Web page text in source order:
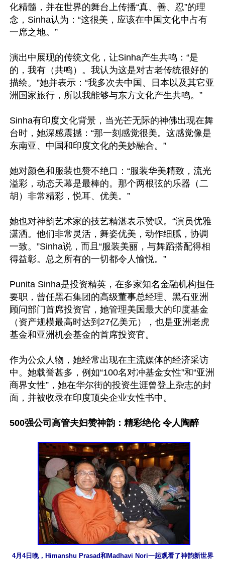
化精髓，并在世界的舞台上传播“真、善、忍”的理
念，Sinha认为：“这很美，应该在中国文化中占有
一席之地。”
演出中展现的传统文化，让Sinha产生共鸣：“是
的，我有（共鸣）。我认为这是对古老传统很好的
描绘。”她并表示：“我多次去中国、日本以及其它亚
洲国家旅行，所以我能够与东方文化产生共鸣。”
Sinha有印度文化背景，当光芒无际的神佛出现在舞
台时，她深感震撼：“那一刻感觉很美。这感觉像是
东南亚、中国和印度文化的美妙融合。”
她对颜色和服装也赞不绝口：“服装华美精致，流光
溢彩，动态天幕是最棒的。那个两根弦的乐器（二
胡）非常精彩，悦耳、优美。”
她也对神韵艺术家的技艺精湛表示赞叹。“演员优雅
潇洒。他们非常灵活，舞姿优美，动作细腻，协调
一致。”Sinha说，而且“服装美丽，与舞蹈搭配得相
得益彰。总之所有的一切都令人愉悦。”
Punita Sinha是投资精英，在多家知名金融机构担任
要职，曾任黑石集团的高级董事总经理、黑石亚洲
顾问部门首席投资官，她管理美国最大的印度基金
（资产规模最高时达到27亿美元），也是亚洲老虎
基金和亚洲机会基金的首席投资官。
作为公众人物，她经常出现在主流媒体的经济采访
中。她载誉甚多，例如“100名对冲基金女性”和“亚洲
商界女性”，她在华尔街的投资生涯曾登上杂志的封
面，并被收录在印度顶尖企业女性书中。
500强公司高管夫妇赞神韵：精彩绝伦 令人陶醉
4月4日晚，Himanshu Prasad和Madhavi Nori一起观看了神韵新世界